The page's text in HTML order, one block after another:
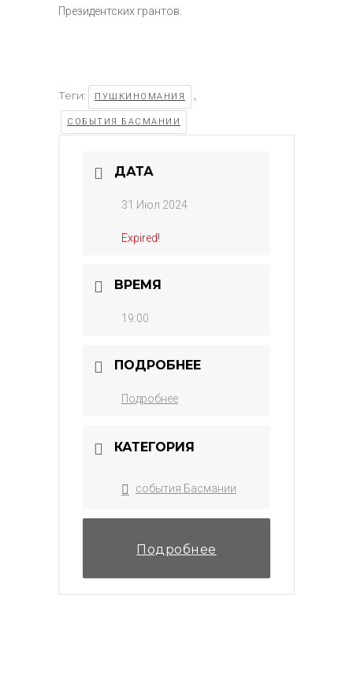
Президентских грантов.
Теги: ПУШКИНОМАНИЯ ,
СОБЫТИЯ БАСМАНИИ
ДАТА
31 Июл 2024
Expired!
ВРЕМЯ
19:00
ПОДРОБНЕЕ
Подробнее
КАТЕГОРИЯ
события Басмании
Подробнее